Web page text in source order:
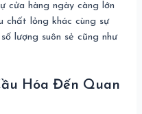
cửa hàng ngày càng lớn
chất lỏng khác cùng sự
lượng suôn sẻ cũng như
Hóa Đến Quan